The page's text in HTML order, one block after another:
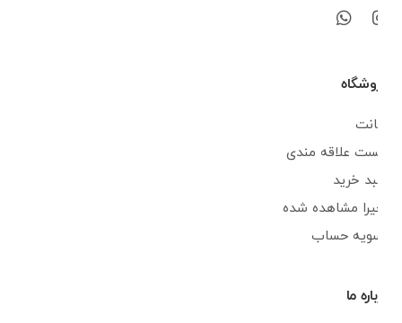
فروشگاه
اکانت
لیست علاقه مندی
سبد خرید
اخیرا مشاهده شده
تسویه حساب
درباره ما